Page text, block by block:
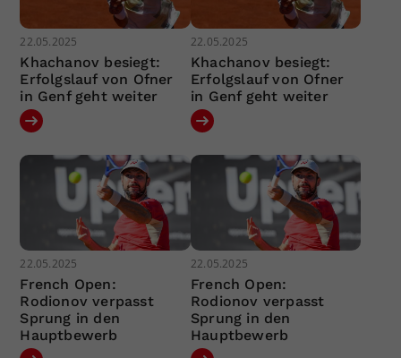
22.05.2025
Khachanov besiegt:
Erfolgslauf von Ofner
in Genf geht weiter
22.05.2025
Khachanov besiegt:
Erfolgslauf von Ofner
in Genf geht weiter
22.05.2025
French Open:
Rodionov verpasst
Sprung in den
Hauptbewerb
22.05.2025
French Open:
Rodionov verpasst
Sprung in den
Hauptbewerb